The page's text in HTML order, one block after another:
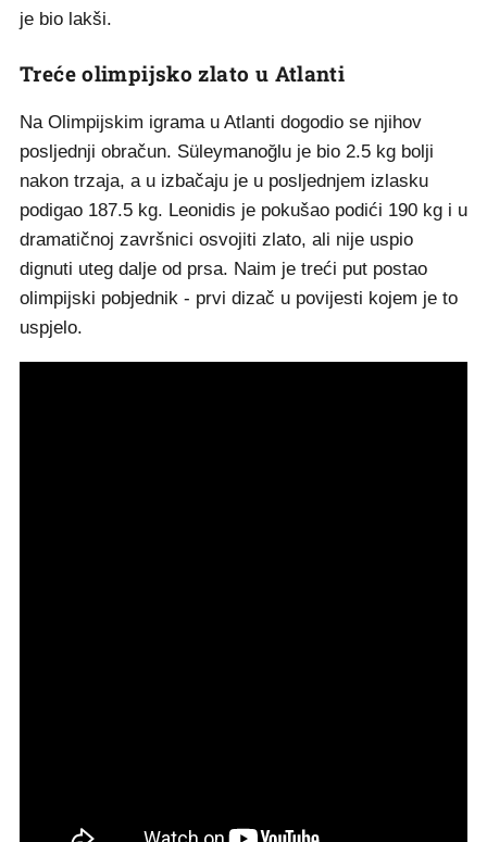
je bio lakši.
Treće olimpijsko zlato u Atlanti
Na Olimpijskim igrama u Atlanti dogodio se njihov
posljednji obračun. Süleymanoğlu je bio 2.5 kg bolji
nakon trzaja, a u izbačaju je u posljednjem izlasku
podigao 187.5 kg. Leonidis je pokušao podići 190 kg i u
dramatičnoj završnici osvojiti zlato, ali nije uspio
dignuti uteg dalje od prsa. Naim je treći put postao
olimpijski pobjednik - prvi dizač u povijesti kojem je to
uspjelo.